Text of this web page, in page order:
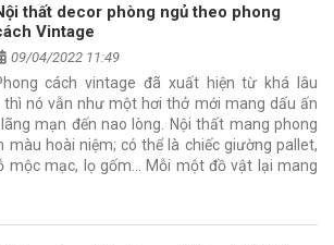
thất decor phòng ngủ theo phong
Vintage
09/04/2022 11:49
cách vintage đã xuất hiện từ khá lâu
thì nó vẫn như một hơi thở mới mang dấu ấn
mạn đến nao lòng. Nội thất mang phong
màu hoài niệm; có thể là chiếc giường pallet,
mộc mạc, lọ gốm… Mỗi một đồ vật lại mang